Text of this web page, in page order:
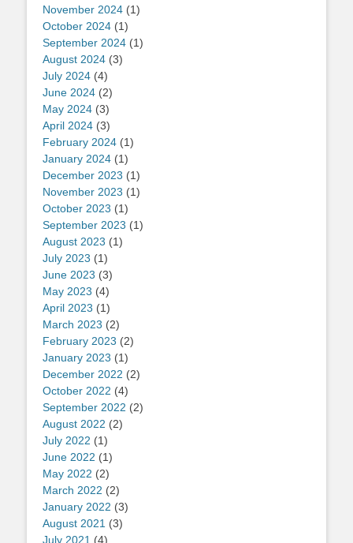
November 2024 (1)
October 2024 (1)
September 2024 (1)
August 2024 (3)
July 2024 (4)
June 2024 (2)
May 2024 (3)
April 2024 (3)
February 2024 (1)
January 2024 (1)
December 2023 (1)
November 2023 (1)
October 2023 (1)
September 2023 (1)
August 2023 (1)
July 2023 (1)
June 2023 (3)
May 2023 (4)
April 2023 (1)
March 2023 (2)
February 2023 (2)
January 2023 (1)
December 2022 (2)
October 2022 (4)
September 2022 (2)
August 2022 (2)
July 2022 (1)
June 2022 (1)
May 2022 (2)
March 2022 (2)
January 2022 (3)
August 2021 (3)
July 2021 (4)